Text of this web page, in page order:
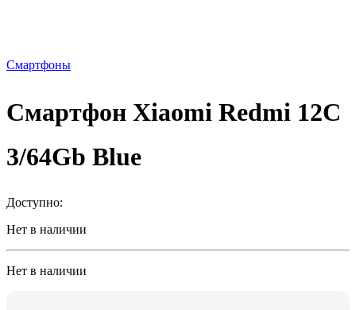
Смартфоны
Смартфон Xiaomi Redmi 12C
3/64Gb Blue
Доступно:
Нет в наличии
Нет в наличии